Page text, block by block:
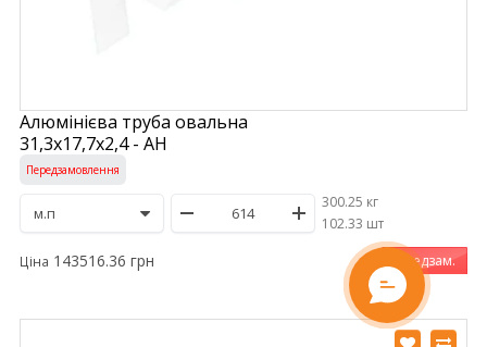
Алюмінієва труба овальна
31,3х17,7х2,4 - АН
Передзамовлення
300.25 кг
/102.33 шт
Ціна 143516.36 грн Передзам.